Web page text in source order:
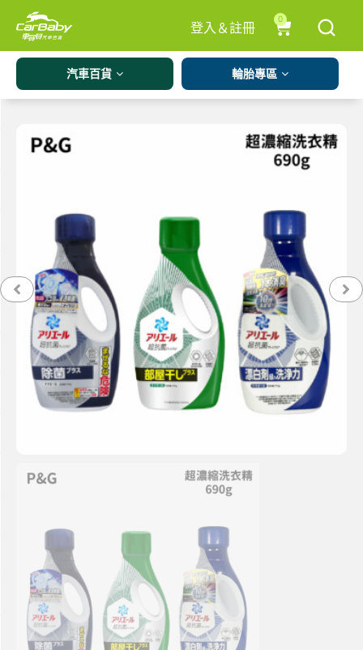
登入＆註冊
0
汽車百貨 輪胎專區